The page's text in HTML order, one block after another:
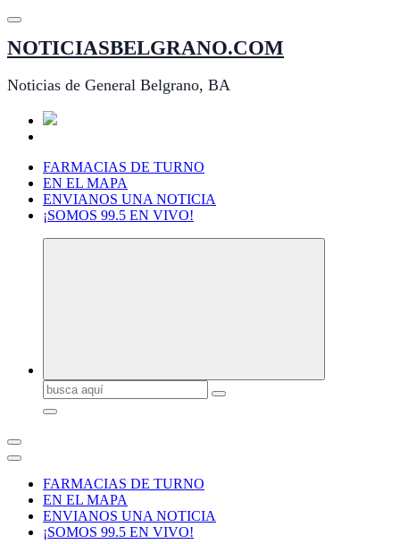
Saltar
contenido
NOTICIASBELGRANO.COM
Noticias de General Belgrano, BA
FARMACIAS DE TURNO
EN EL MAPA
ENVIANOS UNA NOTICIA
¡SOMOS 99.5 EN VIVO!
Buscar:
FARMACIAS DE TURNO
EN EL MAPA
ENVIANOS UNA NOTICIA
¡SOMOS 99.5 EN VIVO!